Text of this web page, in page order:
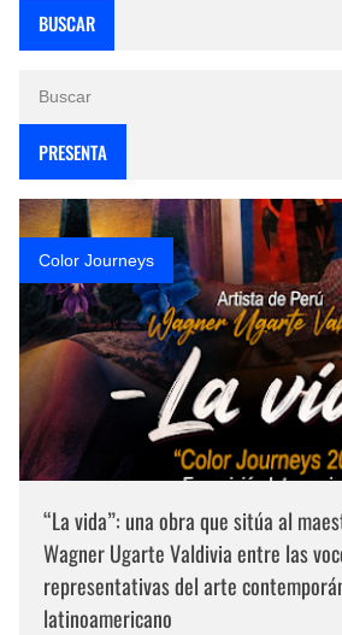
BUSCAR
PRESENTA
Color Journeys
“La vida”: una obra que sitúa al
Wagner Ugarte Valdivia entre las
representativas del arte
latinoamericano